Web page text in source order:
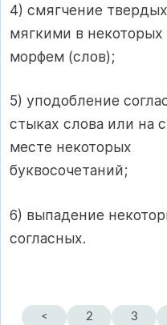
4) смягчение
мягкими в
морфем (слов);
5) уподобление
стыках слова или на
месте некоторых
буквосочетаний;
6) выпадение
согласных.
< 2 3